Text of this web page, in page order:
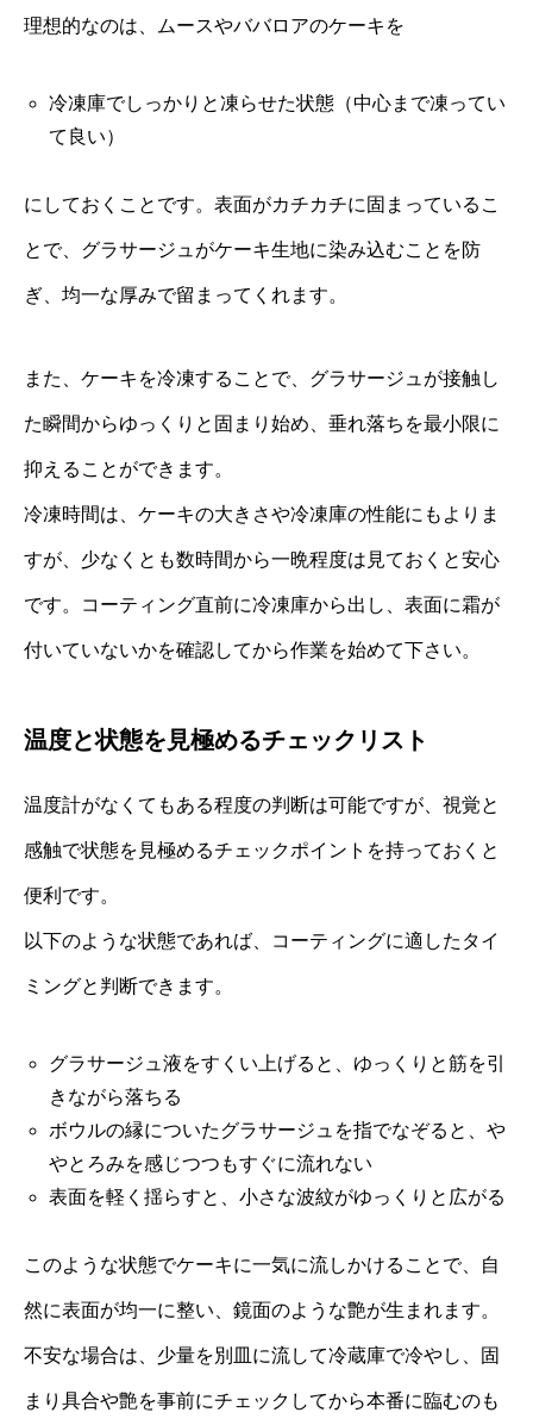
理想的なのは、ムースやババロアのケーキを
冷凍庫でしっかりと凍らせた状態（中心まで凍ってい
て良い）
にしておくことです。表面がカチカチに固まっているこ
とで、グラサージュがケーキ生地に染み込むことを防
ぎ、均一な厚みで留まってくれます。
また、ケーキを冷凍することで、グラサージュが接触し
た瞬間からゆっくりと固まり始め、垂れ落ちを最小限に
抑えることができます。
冷凍時間は、ケーキの大きさや冷凍庫の性能にもよりま
すが、少なくとも数時間から一晩程度は見ておくと安心
です。コーティング直前に冷凍庫から出し、表面に霜が
付いていないかを確認してから作業を始めて下さい。
温度と状態を見極めるチェックリスト
温度計がなくてもある程度の判断は可能ですが、視覚と
感触で状態を見極めるチェックポイントを持っておくと
便利です。
以下のような状態であれば、コーティングに適したタイ
ミングと判断できます。
グラサージュ液をすくい上げると、ゆっくりと筋を引
きながら落ちる
ボウルの縁についたグラサージュを指でなぞると、や
やとろみを感じつつもすぐに流れない
表面を軽く揺らすと、小さな波紋がゆっくりと広がる
このような状態でケーキに一気に流しかけることで、自
然に表面が均一に整い、鏡面のような艶が生まれます。
不安な場合は、少量を別皿に流して冷蔵庫で冷やし、固
まり具合や艶を事前にチェックしてから本番に臨むのも